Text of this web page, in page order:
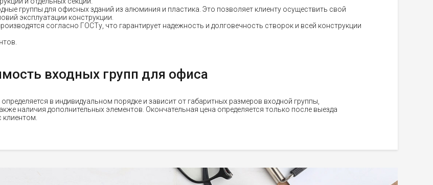
группы для офисных зданий из алюминия и пластика. Это позволяет клиенту осуществить свой
эксплуатации конструкции.
согласно ГОСТу, что гарантирует надежность и долговечность створок и всей конструкции
входных групп для офиса
в индивидуальном порядке и зависит от габаритных размеров входной группы,
наличия дополнительных элементов. Окончательная цена определяется только после выезда